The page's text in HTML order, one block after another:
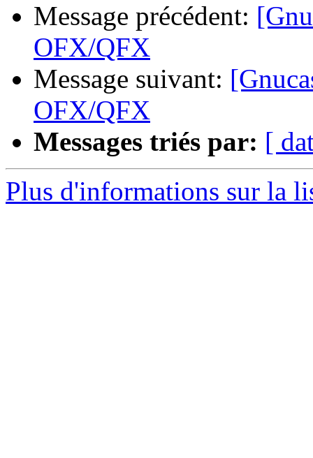
Message précédent:
OFX/QFX
Message suivant:
OFX/QFX
Messages triés par: [
Plus d'informations sur la